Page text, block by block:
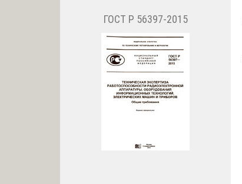
ГОСТ Р 56397-2015